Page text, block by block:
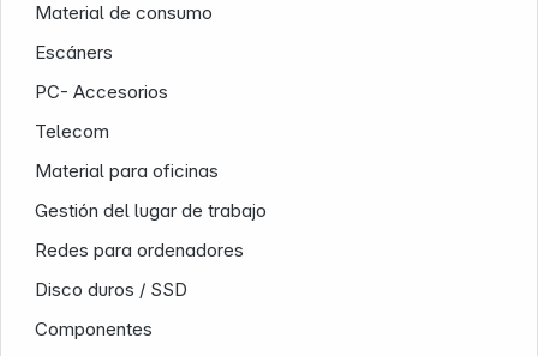
Material de consumo
Escáners
PC- Accesorios
Telecom
Material para oficinas
Gestión del lugar de trabajo
Redes para ordenadores
Disco duros / SSD
Componentes